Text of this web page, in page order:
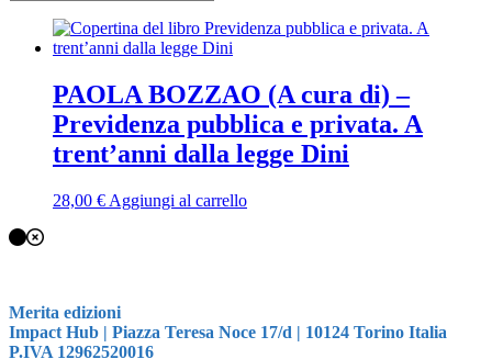
PAOLA BOZZAO (A cura di) –
Previdenza pubblica e privata. A
trent’anni dalla legge Dini
28,00 € Aggiungi al carrello
Merita edizioni
Impact Hub | Piazza Teresa Noce 17/d | 10124 Torino Italia
P.IVA 12962520016